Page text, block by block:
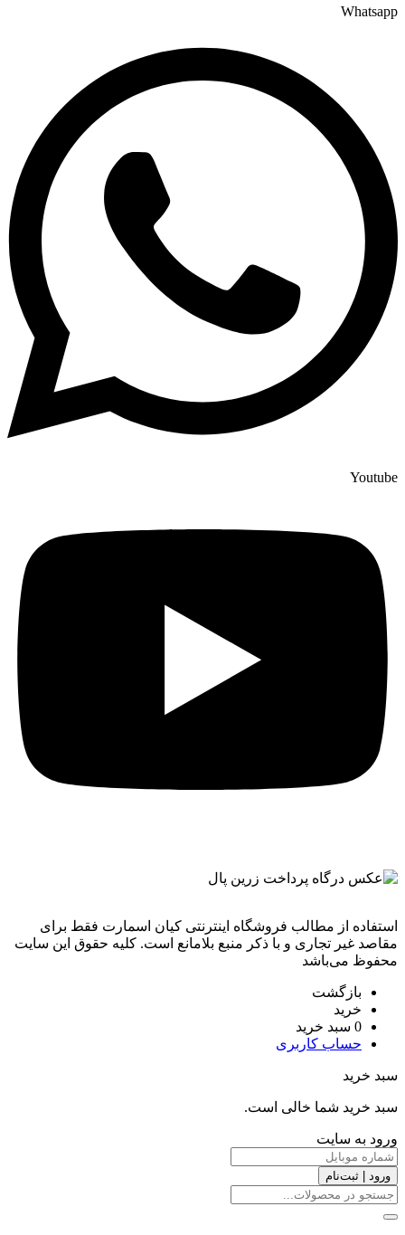
Whatsapp
Youtube
استفاده از مطالب فروشگاه اینترنتی کیان اسمارت فقط برای
مقاصد غیر تجاری و با ذکر منبع بلامانع است. کليه حقوق اين سايت
محفوظ می‌باشد
بازگشت
خرید
0 سبد خرید
حساب کاربری
سبد خرید
سبد خرید شما خالی است.
ورود به سایت
ورود | ثبت‌نام